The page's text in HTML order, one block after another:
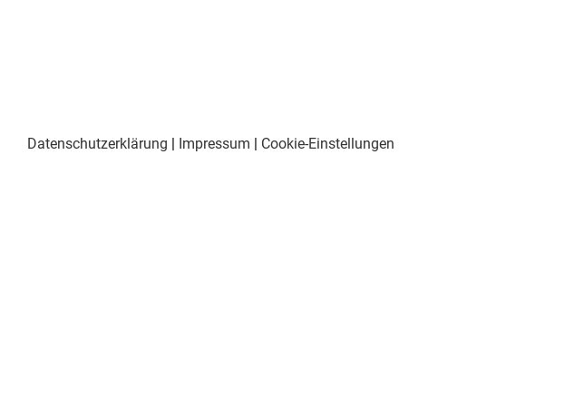
Datenschutzerklärung | Impressum | Cookie-Einstellungen